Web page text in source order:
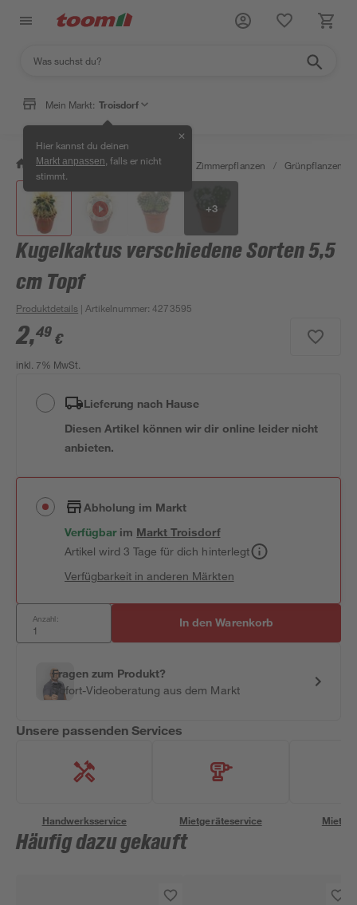
Mein Markt: Troisdorf
Hier kannst du deinen
Markt anpassen , falls er nicht
stimmt.
✕
/ Garten & Freizeit / Pflanzen Zimmerpflanzen / Grünpflanzen
+3
Kugelkaktus verschiedene Sorten 5,5
cm Topf
Produktdetails | Artikelnummer:4273595
2,49 €
inkl. 7% MwSt.
Lieferung nach Hause
Diesen Artikel können wir dir online leider nicht
anbieten.
Abholung im Markt
Verfügbar im MarktTroisdorf
Artikel wird 3 Tage für dich hinterlegt
Verfügbarkeit in anderen Märkten
Anzahl: In den Warenkorb
Fragen zum Produkt?
Sofort-Videoberatung aus dem Markt
Unsere passenden Services
Handwerksservice Mietgeräteservice
Häufig dazu gekauft